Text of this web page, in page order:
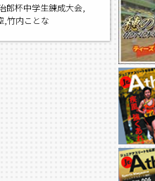
郎杯中学生錬成大会,
,竹内ことな